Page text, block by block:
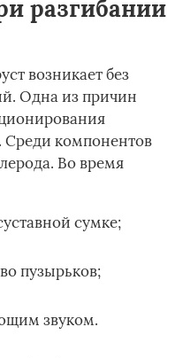
разгибании
возникает без
Одна из причин
Среди компонентов
Во время
сумке;
пузырьков;
звуком.